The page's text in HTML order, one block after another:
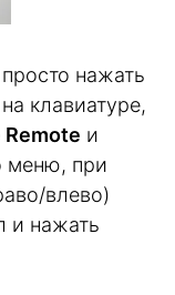
нажать
клавиатуре,
Remote и
меню, при
влево)
и нажать